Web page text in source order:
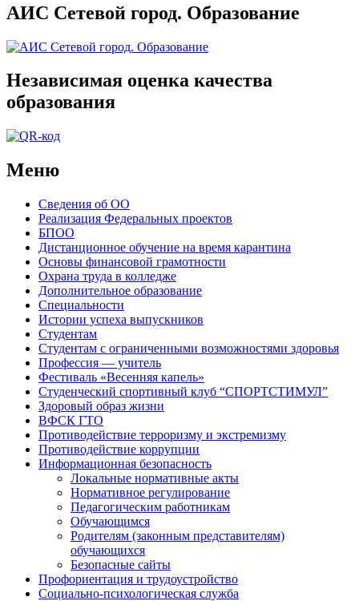
АИС Сетевой город. Образование
Независимая оценка качества
образования
Меню
Сведения об ОО
Реализация Федеральных проектов
БПОО
Дистанционное обучение на время карантина
Основы финансовой грамотности
Охрана труда в колледже
Дополнительное образование
Специальности
Истории успеха выпускников
Студентам
Студентам с ограниченными возможностями здоровья
Профессия — учитель
Фестиваль «Весенняя капель»
Студенческий спортивный клуб “СПОРТСТИМУЛ”
Здоровый образ жизни
ВФСК ГТО
Противодействие терроризму и экстремизму
Противодействие коррупции
Информационная безопасность
Локальные нормативные акты
Нормативное регулирование
Педагогическим работникам
Обучающимся
Родителям (законным представителям)
обучающихся
Безопасные сайты
Профориентация и трудоустройство
Социально-психологическая служба